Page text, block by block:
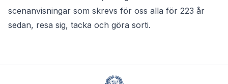
scenanvisningar som skrevs för oss alla för 223 år
sedan, resa sig, tacka och göra sorti.